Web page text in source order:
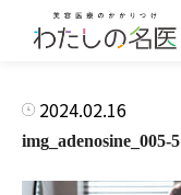
2024.02.16
img_adenosine_005-5